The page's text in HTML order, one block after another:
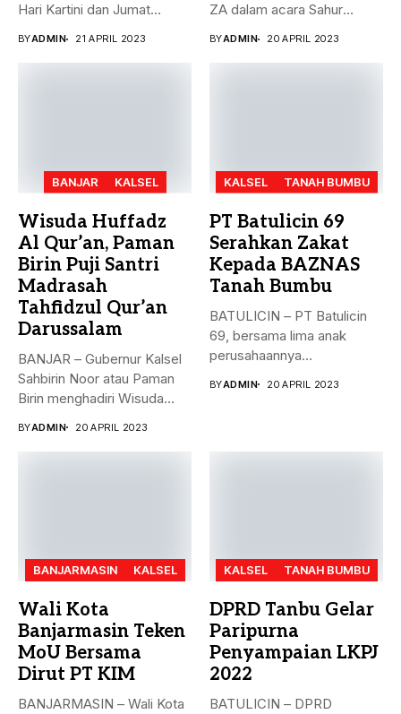
Hari Kartini dan Jumat
BYADMIN 21 APRIL 2023
ZA dalam acara Sahur
BYADMIN 20 APRIL 2023
BANJAR KALSEL
Wisuda Huffadz
Al Qur’an, Paman
Birin Puji Santri
Madrasah
Tahfidzul Qur’an
Darussalam
BANJAR – Gubernur Kalsel
Sahbirin Noor atau Paman
Birin menghadiri Wisuda
BYADMIN 20 APRIL 2023
KALSEL TANAH BUMBU
PT Batulicin 69
Serahkan Zakat
Kepada BAZNAS
Tanah Bumbu
BATULICIN – PT Batulicin
69, bersama lima anak
perusahaannya
BYADMIN 20 APRIL 2023
BANJARMASIN KALSEL
Wali Kota
Banjarmasin Teken
MoU Bersama
Dirut PT KIM
BANJARMASIN – Wali Kota
KALSEL TANAH BUMBU
DPRD Tanbu Gelar
Paripurna
Penyampaian LKPJ
2022
BATULICIN – DPRD